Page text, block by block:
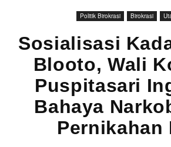
Politik Birokrasi Birokrasi
Sosialisasi
Blooto, Wali
Puspitasari
Bahaya
Pernikahan